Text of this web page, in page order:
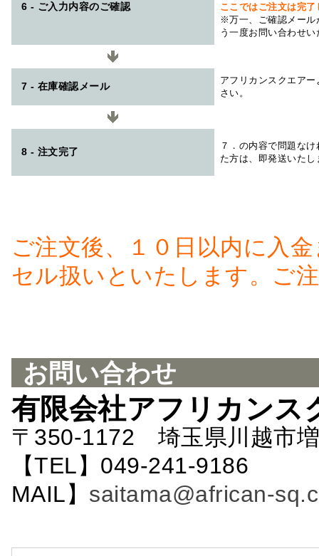
6 - ご入力内容のご確認
ここではご注文は完
※万一、ご確認メール
う一度お問い合わせ
7 - 在庫確認メール
アフリカンスクエアー
さい。
8 - 注文完了
７．の内容で問題な
た方は、即発送いたし
ご注文後、１０日以内に入
セル扱いといたします。ご
お問い合わせ
有限会社アフリカンス
〒350-1172 埼玉県川越市
【TEL】049-241-
MAIL】 saitama@african-